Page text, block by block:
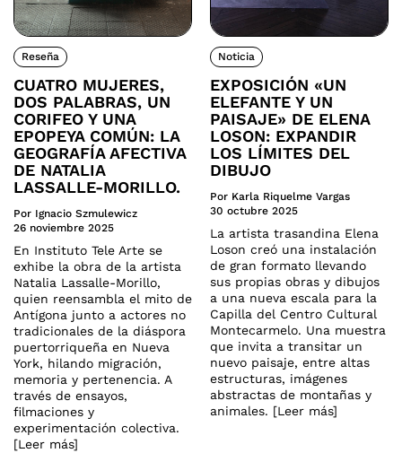
Reseña
CUATRO MUJERES,
DOS PALABRAS, UN
CORIFEO Y UNA
EPOPEYA COMÚN: LA
GEOGRAFÍA AFECTIVA
DE NATALIA
LASSALLE-MORILLO.
Por Ignacio Szmulewicz
26 noviembre 2025
En Instituto Tele Arte se
exhibe la obra de la artista
Natalia Lassalle-Morillo,
quien reensambla el mito de
Antígona junto a actores no
tradicionales de la diáspora
puertorriqueña en Nueva
York, hilando migración,
memoria y pertenencia. A
través de ensayos,
filmaciones y
experimentación colectiva.
[Leer más]
Noticia
EXPOSICIÓN «UN
ELEFANTE Y UN
PAISAJE» DE ELENA
LOSON: EXPANDIR
LOS LÍMITES DEL
DIBUJO
Por Karla Riquelme Vargas
30 octubre 2025
La artista trasandina Elena
Loson creó una instalación
de gran formato llevando
sus propias obras y dibujos
a una nueva escala para la
Capilla del Centro Cultural
Montecarmelo. Una muestra
que invita a transitar un
nuevo paisaje, entre altas
estructuras, imágenes
abstractas de montañas y
animales. [Leer más]